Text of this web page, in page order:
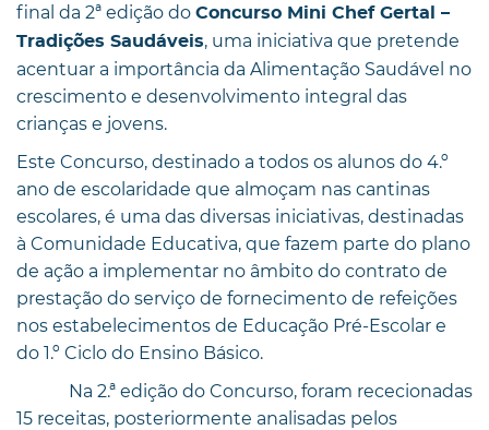
final da 2ª edição do Concurso Mini Chef Gertal –
Tradições Saudáveis, uma iniciativa que pretende
acentuar a importância da Alimentação Saudável no
crescimento e desenvolvimento integral das
crianças e jovens.
Este Concurso, destinado a todos os alunos do 4.º
ano de escolaridade que almoçam nas cantinas
escolares, é uma das diversas iniciativas, destinadas
à Comunidade Educativa, que fazem parte do plano
de ação a implementar no âmbito do contrato de
prestação do serviço de fornecimento de refeições
nos estabelecimentos de Educação Pré-Escolar e
do 1.º Ciclo do Ensino Básico.
Na 2.ª edição do Concurso, foram rececionadas
15 receitas, posteriormente analisadas pelos